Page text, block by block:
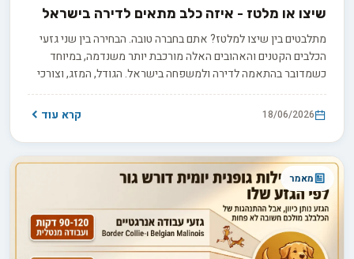
שיצו או מלטז - איזה כלב מתאים לדירה בישראל
מתלבטים בין שיצו למלטז? אתם בחברה טובה. הבחירה בין שני גזעי
הכלבים הקטנים והאהובים האלה מורכבת יותר משנדמה, במיוחד
כשמדובר בהתאמה לדירה ולמשפחה בישראל. הגודל, המזג, וצורכי
הטיפוח היומי משפיעים על ההחלטה יותר ממה שנראה בהתחלה. כדי
לעזור לכם להגיע להחלטה הנכונה עבורכם, פירקנו את כל ההבדלים
18/06/2026 קרא עוד
מאמר